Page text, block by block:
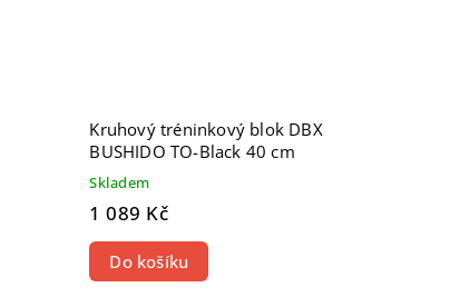
Kruhový tréninkový blok DBX
BUSHIDO TO-Black 40 cm
Skladem
1 089 Kč
Do košíku